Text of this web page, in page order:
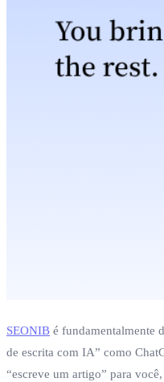
SEONIB é fundamentalmente
de escrita com IA” como
“escreve um artigo” para